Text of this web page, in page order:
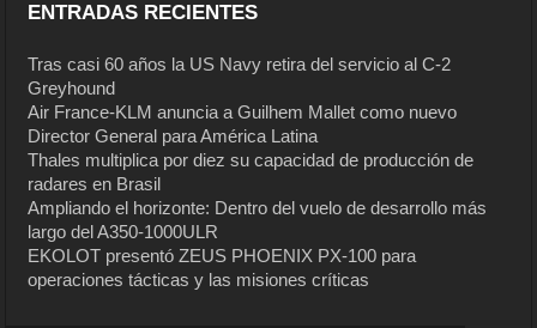
ENTRADAS RECIENTES
Tras casi 60 años la US Navy retira del servicio al C-2
Greyhound
Air France-KLM anuncia a Guilhem Mallet como nuevo
Director General para América Latina
Thales multiplica por diez su capacidad de producción de
radares en Brasil
Ampliando el horizonte: Dentro del vuelo de desarrollo más
largo del A350-1000ULR
EKOLOT presentó ZEUS PHOENIX PX-100 para
operaciones tácticas y las misiones críticas